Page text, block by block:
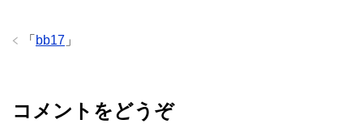
「 bb17 」
コメントをどうぞ